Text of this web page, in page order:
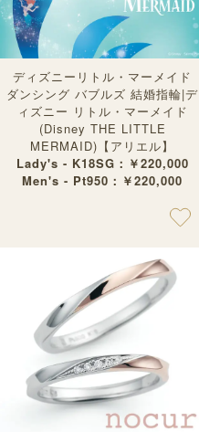
ディズニーリトル・マーメイド
ダンシング バブルズ 結婚指輪|デ
ィズニー リトル・マーメイド
(Disney THE LITTLE
MERMAID)【アリエル】
Lady's - K18SG：￥220,000
Men's - Pt950：￥220,000